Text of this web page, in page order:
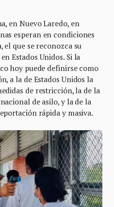
en Nuevo Laredo, en
esperan en condiciones
el que se reconozca su
Estados Unidos. Si la
hoy puede definirse como
a la de Estados Unidos la
de restricción, la de la
de asilo, y la de la
rápida y masiva.